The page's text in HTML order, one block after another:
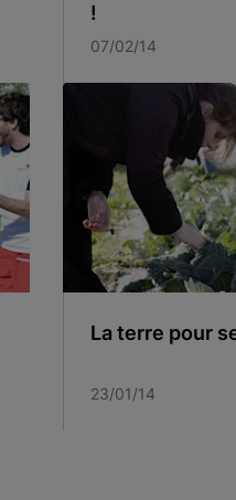
!
07/02/14
La terre pour
23/01/14